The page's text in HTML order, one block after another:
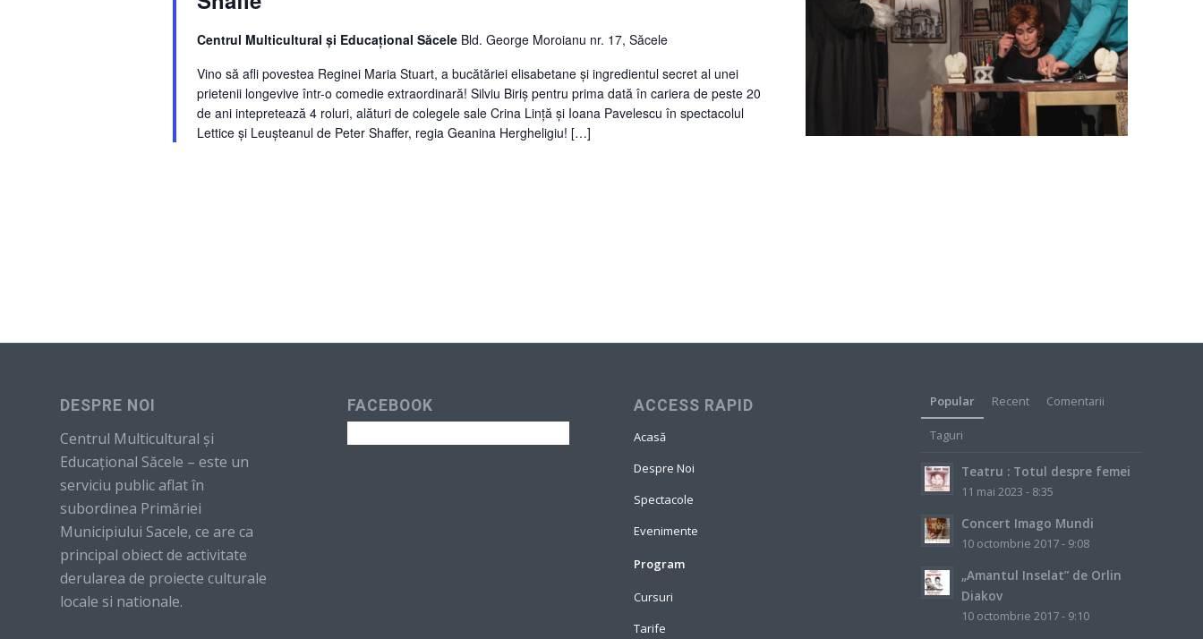
Centrul Multicultural şi Educaţional Săcele Bld. George Moroianu nr. 17, Săcele
Vino să afli povestea Reginei Maria Stuart, a bucătăriei elisabetane şi ingredientul secret al unei
prietenii longevive într-o comedie extraordinară! Silviu Biriş pentru prima dată în cariera de peste 20
de ani intepretează 4 roluri, alături de colegele sale Crina Linţă şi Ioana Pavelescu în spectacolul
Lettice şi Leuşteanul de Peter Shaffer, regia Geanina Hergheligiu! […]
DESPRE NOI
Centrul Multicultural şi
Educaţional Săcele – este un
serviciu public aflat în
subordinea Primăriei
Municipiului Sacele, ce are ca
principal obiect de activitate
derularea de proiecte culturale
locale si nationale.
FACEBOOK ACCESS RAPID
Acasă
Despre Noi
Spectacole
Evenimente
Program
Cursuri
Tarife
Popular Recent Comentarii
Taguri
Teatru : Totul despre femei
11 mai 2023 - 8:35
Concert Imago Mundi
10 octombrie 2017 - 9:08
„Amantul Inselat” de Orlin
Diakov
10 octombrie 2017 - 9:10